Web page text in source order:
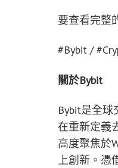
要查看完整
#Bybit /
關於Bybit
Bybit是全
在重新定義
高度聚焦於
上創新。憑